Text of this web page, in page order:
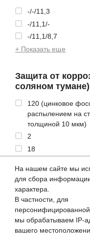
-/-/11,3
-/11,1/-
-/11,1/8,7
+ Показать еще
Защита от
соляном
120 (цинковое
распылением на
толщиной 10 мкм)
2
18
Свяжитесь с
На нашем сайте мы
для сбора
характера.
В частности, для
мы обрабатываем IP-
вашего